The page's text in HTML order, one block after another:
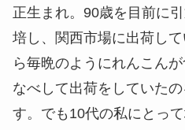
正生まれ。90歳を目前に
培し、関西市場に出荷し
ら毎晩のようにれんこん
なべして出荷をしていた
す。でも10代の私にとっ